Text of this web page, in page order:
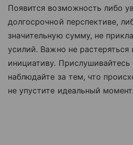
Появится возможность либо
долгосрочной перспективе,
значительную сумму, не
усилий. Важно не
инициативу. Прислушивайтесь
наблюдайте за тем, что
не упустите идеальный момент.